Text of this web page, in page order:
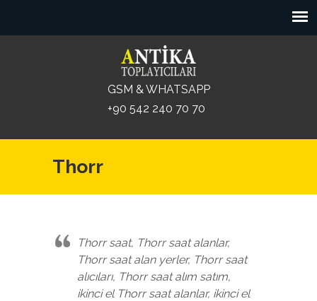
GSM & WHATSAPP
+90 542 240 70 70
Thorr
Thorr saat, Thorr saat alanlar,
Thorr saat alan yerler, Thorr saat
alıcıları, Thorr saat alım satım,
ikinci el Thorr saat alanlar, ikinci el